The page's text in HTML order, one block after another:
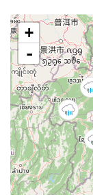
+
-